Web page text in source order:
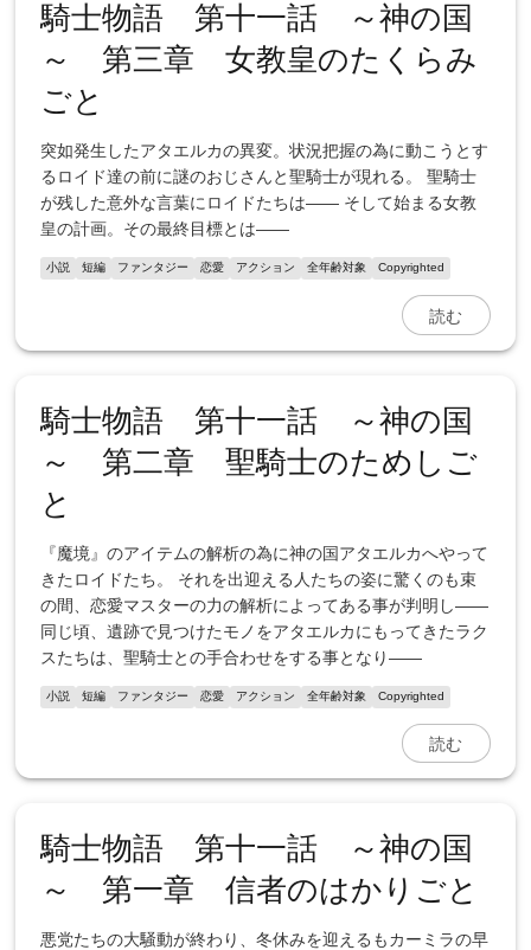
騎士物語 第十一話 ～神の国
～ 第三章 女教皇のたくらみ
ごと
突如発生したアタエルカの異変。状況把握の為に動こうとす
るロイド達の前に謎のおじさんと聖騎士が現れる。 聖騎士
が残した意外な言葉にロイドたちは―― そして始まる女教
皇の計画。その最終目標とは――
小説 短編 ファンタジー 恋愛 アクション 全年齢対象 Copyrighted
読む
騎士物語 第十一話 ～神の国
～ 第二章 聖騎士のためしご
と
『魔境』のアイテムの解析の為に神の国アタエルカへやって
きたロイドたち。 それを出迎える人たちの姿に驚くのも束
の間、恋愛マスターの力の解析によってある事が判明し――
同じ頃、遺跡で見つけたモノをアタエルカにもってきたラク
スたちは、聖騎士との手合わせをする事となり――
小説 短編 ファンタジー 恋愛 アクション 全年齢対象 Copyrighted
読む
騎士物語 第十一話 ～神の国
～ 第一章 信者のはかりごと
悪党たちの大騒動が終わり、冬休みを迎えるもカーミラの早